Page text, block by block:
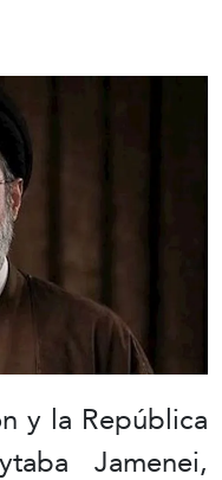
y la República
Jamenei,